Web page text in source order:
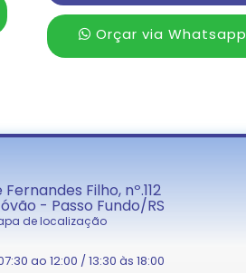
Orçar via Whatsapp
Filho, nº.112
- Passo Fundo/RS
de localização
ao 12:00 / 13:30 às 18:00